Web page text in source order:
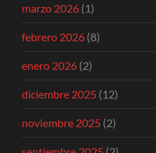
marzo 2026 (1)
febrero 2026 (8)
enero 2026 (2)
diciembre 2025 (12)
noviembre 2025 (2)